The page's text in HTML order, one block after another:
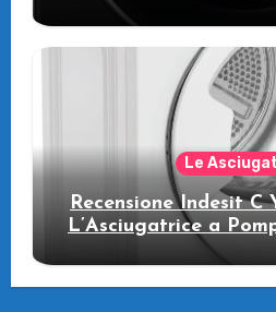
Le
Recensione Indesit C
L’Asciugatrice a
il Tuo